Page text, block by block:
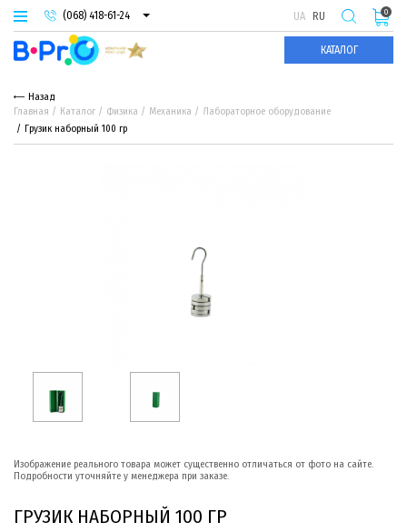
(068) 418-61-24
(093) 974-66-94
(095) 987-29-55
UA RU
КАТАЛОГ
0
Назад
Главная
Каталог Физика Механика
Лабораторное оборудование
Грузик наборный 100 гр
Изображение реального товара может существенно отличаться от фото на сайте.
Подробности уточняйте у менеджера при заказе.
ГРУЗИК НАБОРНЫЙ 100 ГР